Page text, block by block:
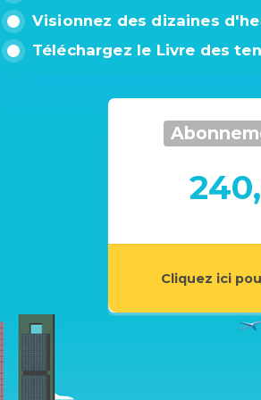
Visionnez des dizaines
Téléchargez le Livre des
Cliquez ici